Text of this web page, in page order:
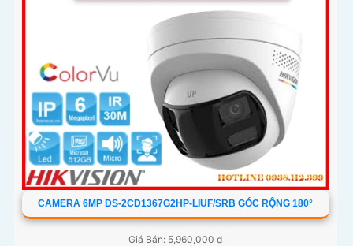
CAMERA 6MP DS-2CD1367G2HP-LIUF/SRB GÓC RỘNG 180°
Giá Bán: 5,960,000 ₫